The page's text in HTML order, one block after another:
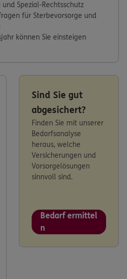
Spezial-Rechtsschutz
für Sterbevorsorge und
können Sie einsteigen
Sind Sie gut
abgesichert?
Finden Sie mit unserer
Bedarfsanalyse
heraus, welche
Versicherungen und
Vorsorgelösungen
sinnvoll sind.
Bedarf ermittel
n